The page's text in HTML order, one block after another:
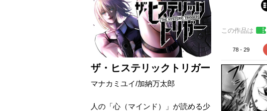
ザ・ヒステリックトリガー
マナカミユイ/加納万太郎
人の「心（マインド）」が読める少
この作品は
78 - 29